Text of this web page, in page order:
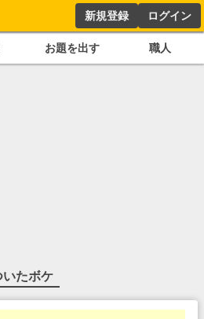
新規登録 ログイン
お題を出す 職人
いたボケ